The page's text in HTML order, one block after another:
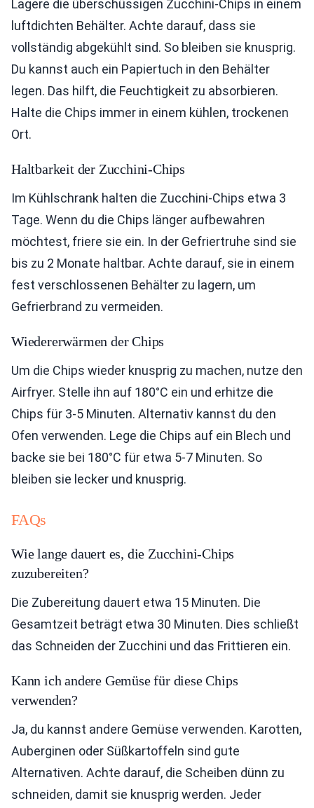
Lagere die überschüssigen Zucchini-Chips in einem
luftdichten Behälter. Achte darauf, dass sie
vollständig abgekühlt sind. So bleiben sie knusprig.
Du kannst auch ein Papiertuch in den Behälter
legen. Das hilft, die Feuchtigkeit zu absorbieren.
Halte die Chips immer in einem kühlen, trockenen
Ort.
Haltbarkeit der Zucchini-Chips
Im Kühlschrank halten die Zucchini-Chips etwa 3
Tage. Wenn du die Chips länger aufbewahren
möchtest, friere sie ein. In der Gefriertruhe sind sie
bis zu 2 Monate haltbar. Achte darauf, sie in einem
fest verschlossenen Behälter zu lagern, um
Gefrierbrand zu vermeiden.
Wiedererwärmen der Chips
Um die Chips wieder knusprig zu machen, nutze den
Airfryer. Stelle ihn auf 180°C ein und erhitze die
Chips für 3-5 Minuten. Alternativ kannst du den
Ofen verwenden. Lege die Chips auf ein Blech und
backe sie bei 180°C für etwa 5-7 Minuten. So
bleiben sie lecker und knusprig.
FAQs
Wie lange dauert es, die Zucchini-Chips
zuzubereiten?
Die Zubereitung dauert etwa 15 Minuten. Die
Gesamtzeit beträgt etwa 30 Minuten. Dies schließt
das Schneiden der Zucchini und das Frittieren ein.
Kann ich andere Gemüse für diese Chips
verwenden?
Ja, du kannst andere Gemüse verwenden. Karotten,
Auberginen oder Süßkartoffeln sind gute
Alternativen. Achte darauf, die Scheiben dünn zu
schneiden, damit sie knusprig werden. Jeder